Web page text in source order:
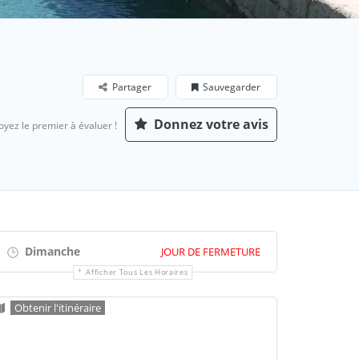
Sauvegarder
Partager
le premier à évaluer ! Donnez votre avis
Dimanche JOUR DE FERMETURE
Afficher Tous Les Horaires
Obtenir l'itinéraire